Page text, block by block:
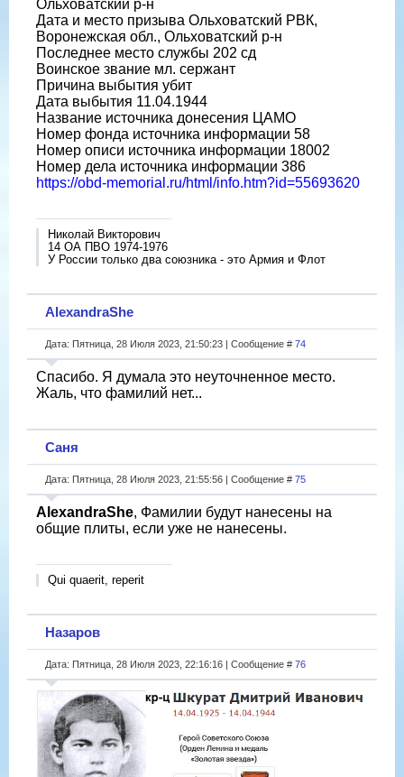
Ольховатский р-н
Дата и место призыва Ольховатский РВК,
Воронежская обл., Ольховатский р-н
Последнее место службы 202 сд
Воинское звание мл. сержант
Причина выбытия убит
Дата выбытия 11.04.1944
Название источника донесения ЦАМО
Номер фонда источника информации 58
Номер описи источника информации 18002
Номер дела источника информации 386
https://obd-memorial.ru/html/info.htm?id=55693620
Николай Викторович
14 ОА ПВО 1974-1976
У России только два союзника - это Армия и Флот
AlexandraShe
Дата: Пятница, 28 Июля 2023, 21:50:23 | Сообщение # 74
Спасибо. Я думала это неуточненное место.
Жаль, что фамилий нет...
Саня
Дата: Пятница, 28 Июля 2023, 21:55:56 | Сообщение # 75
AlexandraShe, Фамилии будут нанесены на
общие плиты, если уже не нанесены.
Qui quaerit, reperit
Назаров
Дата: Пятница, 28 Июля 2023, 22:16:16 | Сообщение # 76